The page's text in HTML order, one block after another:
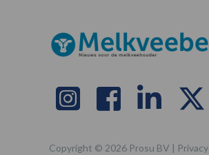
Copyright © 2026 Prosu BV | Privacy